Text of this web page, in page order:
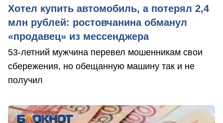
Хотел купить автомобиль, а потерял 2,4
млн рублей: ростовчанина обманул
«продавец» из мессенджера
53-летний мужчина перевел мошенникам свои
сбережения, но обещанную машину так и не
получил